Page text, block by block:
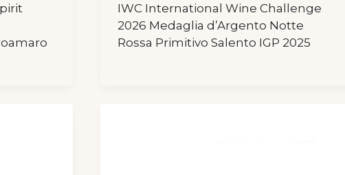
IWC International Wine Challenge
2026 Medaglia d’Argento Notte
Rossa Primitivo Salento IGP 2025